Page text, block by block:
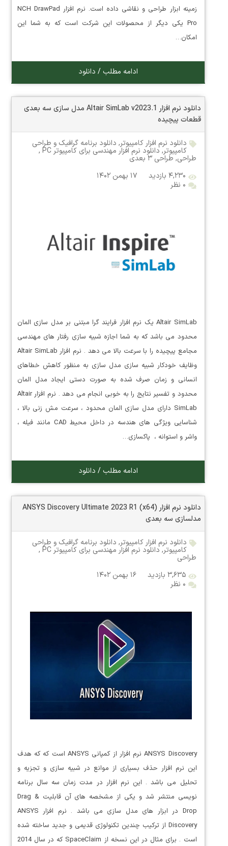
زمینه ابزار طراحی و نقاشی داده است. نرم افزار NCH DrawPad
Pro یکی دیگر از محصولات این شرکت است که به شما این
امکان…
ادامه مطلب / دانلود
دانلود نرم افزار Altair SimLab v2023.1 مدل سازی سه بعدی
قطعات پیچیده
دانلود نرم افزار کامپیوتر, دانلود برنامه گرافیک و طراحی
کامپیوتر,دانلود نرم افزار مهندسی برای کامپیوتر PC ,
طراحی,طراحی ۳ بعدی
۴,۲۳۰ بازدید
۱۷ بهمن ۱۴۰۲
۰ نظر
Altair SimLab یک نرم افزار فرایند گرا مبتنی بر مدل سازی المان
محدود می باشد که به شما اجازه شبیه سازی رفتار های مهندسی
مجامع پیچیده را با سرعت بالا می دهد . نرم افزار Altair SimLab
وظایف خودکار شبیه سازی مدل سازی به منظور کاهش خطاهای
انسانی و زمان صرف شده به صورت دستی ایجاد مدل المان
محدود و تفسیر نتایج را به خوبی انجام می دهد . نرم افزار Altair
SimLab دارای مدل سازی المان محدود ، سرعت مش زنی بالا ،
شناسایی ویژگی های هندسه در داخل محیط CAD مانند فیله ،
واشر و استوانه ، پاکسازی…
ادامه مطلب / دانلود
دانلود نرم افزار ANSYS Discovery Ultimate 2023 R1 (x64)
مدلسازی سه بعدی
دانلود نرم افزار کامپیوتر, دانلود برنامه گرافیک و طراحی
کامپیوتر,دانلود نرم افزار مهندسی برای کامپیوتر PC ,
طراحی
۳,۶۳۵ بازدید
۱۶ بهمن ۱۴۰۲
۰ نظر
ANSYS Discovery نرم افزار از کمپانی ANSYS است که که هدف
این نرم افزار حذف بسیاری از موانع در شبیه سازی و تجزیه و
تحلیل می باشد . این نرم افزار در مدت زمان سه سال برنامه
نویسی منتشر شد و یکی از مشخصه های آن قابلیت Drag &
Drop در ابزار های مدل سازی می باشد . نرم افزار ANSYS
Discovery از ترکیب چندین تکنولوژی قدیمی و جدید ساخته شده
است . برای مثال در این نسخه از SpaceClaim که در سال 2014